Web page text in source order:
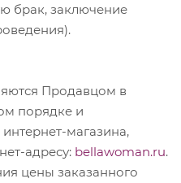
брак, заключение
Продавцом в
порядке и
магазина,
адресу: bellawoman.ru.
цены заказанного